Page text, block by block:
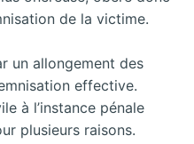
de la victime.
un allongement des
effective.
à l’instance pénale
plusieurs raisons.